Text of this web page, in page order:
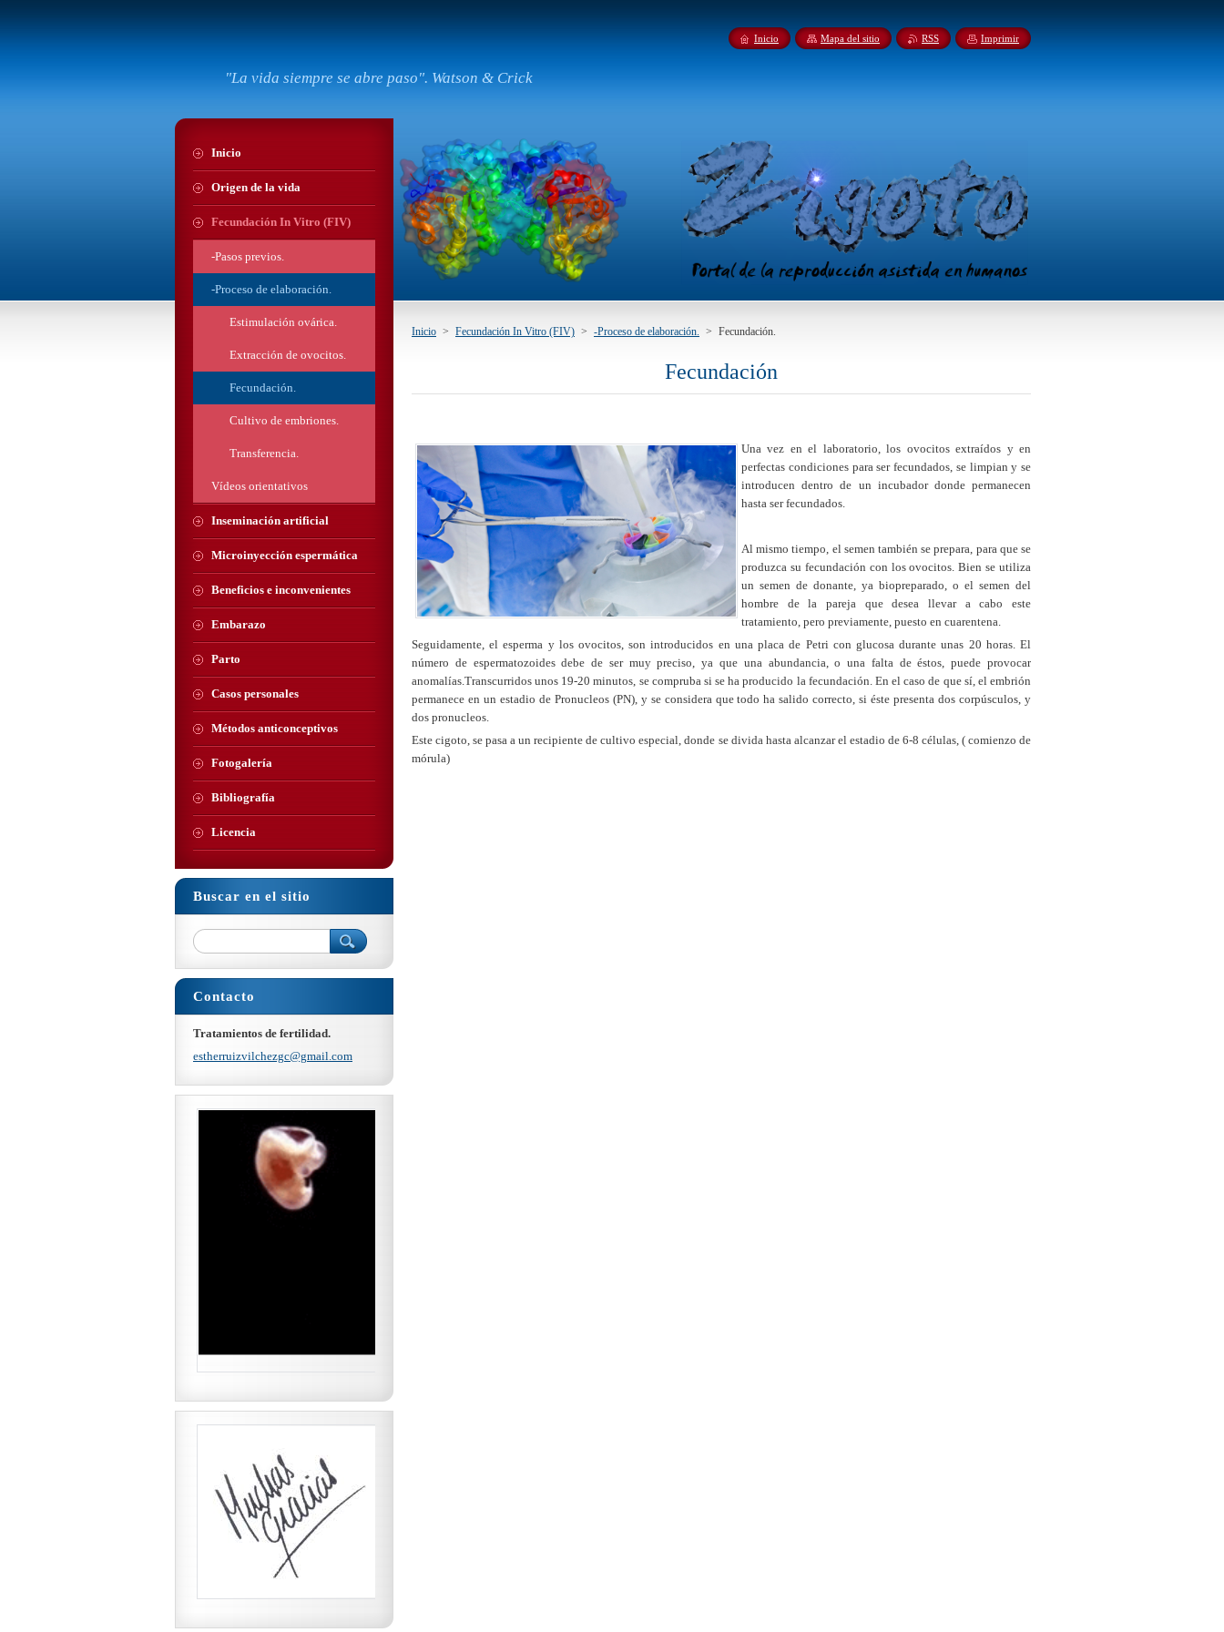
"La vida siempre se abre paso". Watson & Crick
Inicio > Fecundación In Vitro (FIV) > -Proceso de elaboración. > Fecundación.
Fecundación
Una vez en el laboratorio, los ovocitos extraídos y en
perfectas condiciones para ser fecundados, se limpian y se
introducen dentro de un incubador donde permanecen
hasta ser fecundados.
Al mismo tiempo, el semen también se prepara, para que se
produzca su fecundación con los ovocitos. Bien se utiliza
un semen de donante, ya biopreparado, o el semen del
hombre de la pareja que desea llevar a cabo este
tratamiento, pero previamente, puesto en cuarentena.
Seguidamente, el esperma y los ovocitos, son introducidos en una placa de Petri con glucosa durante unas 20 horas. El
número de espermatozoides debe de ser muy preciso, ya que una abundancia, o una falta de éstos, puede provocar
anomalías.Transcurridos unos 19-20 minutos, se compruba si se ha producido la fecundación. En el caso de que sí, el embrión
permanece en un estadio de Pronucleos (PN), y se considera que todo ha salido correcto, si éste presenta dos corpúsculos, y
dos pronucleos.
Este cigoto, se pasa a un recipiente de cultivo especial, donde se divida hasta alcanzar el estadio de 6-8 células, ( comienzo de
mórula)
Inicio
Origen de la vida
Fecundación In Vitro (FIV)
-Pasos previos.
-Proceso de elaboración.
Estimulación ovárica.
Extracción de ovocitos.
Fecundación.
Cultivo de embriones.
Transferencia.
Vídeos orientativos
Inseminación artificial
Microinyección espermática
Beneficios e inconvenientes
Embarazo
Parto
Casos personales
Métodos anticonceptivos
Fotogalería
Bibliografía
Licencia
Buscar en el sitio
Contacto
Tratamientos de fertilidad.
estherruizvilchezgc@gmail.com
Inicio Mapa del sitio RSS Imprimir